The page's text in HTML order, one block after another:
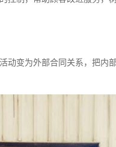
动变为外部合同关系，把内